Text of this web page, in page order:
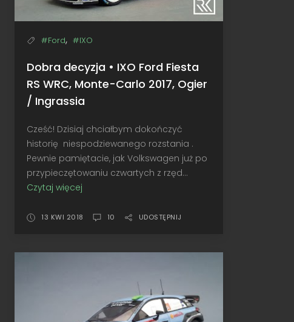
#Ford, #IXO
Dobra decyzja • IXO Ford Fiesta
RS WRC, Monte-Carlo 2017, Ogier
/ Ingrassia
Cześć! Dzisiaj chciałbym dokończyć
historię niespodziewanego rozstania .
Pewnie pamiętacie, jak Volkswagen już po
przypieczętowaniu czwartych z rzęd...
Czytaj więcej
Monte-
Carlo
13 KWI 2018 10 UDOSTĘPNIJ